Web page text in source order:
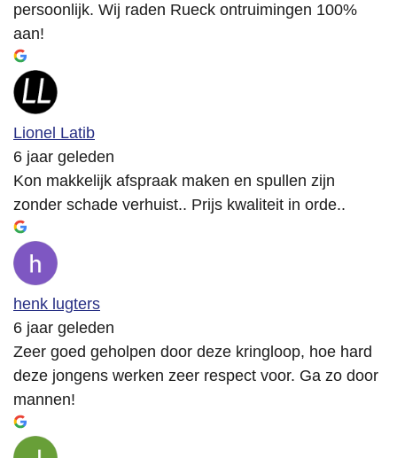
persoonlijk. Wij raden Rueck ontruimingen 100%
aan!
Lionel Latib
6 jaar geleden
Kon makkelijk afspraak maken en spullen zijn
zonder schade verhuist.. Prijs kwaliteit in orde..
henk lugters
6 jaar geleden
Zeer goed geholpen door deze kringloop, hoe hard
deze jongens werken zeer respect voor. Ga zo door
mannen!